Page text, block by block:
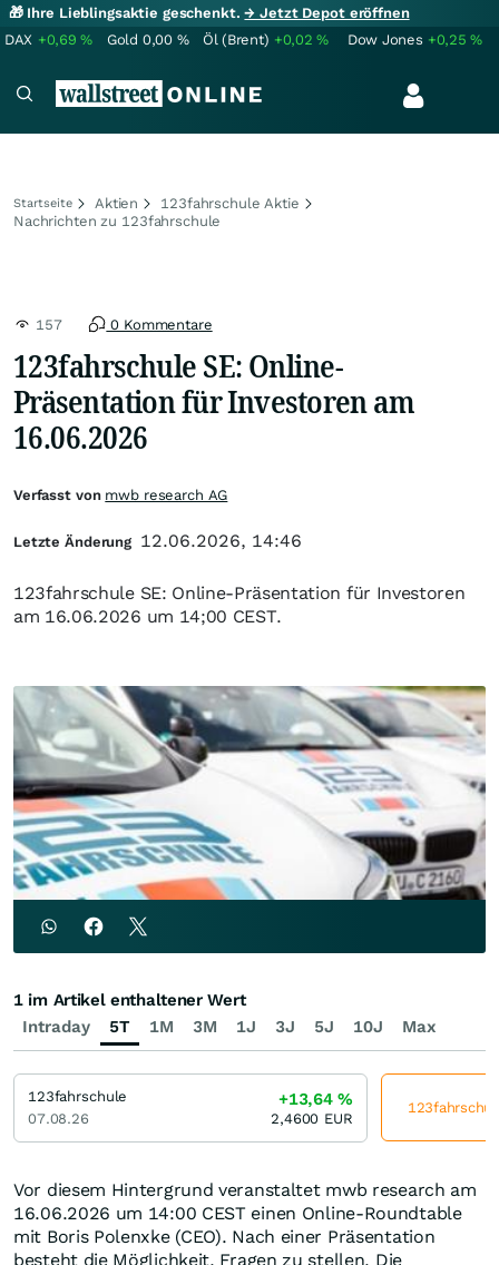
🎁 Ihre Lieblingsaktie geschenkt.→ Jetzt Depot eröffnen
DAX +0,69% Gold 0,00 % Öl (Brent) +0,02% Dow Jones +0,25%
Startseite Aktien
123fahrschule Aktie
Nachrichten zu 123fahrschule
157 0 Kommentare
123fahrschule SE: Online-
Präsentation für Investoren am
16.06.2026
123fahrschule SE: Online-Präsentation für Investoren
am 16.06.2026 um 14;00 CEST.
Vor diesem Hintergrund veranstaltet mwb research am
16.06.2026 um 14:00 CEST einen Online-Roundtable
mit Boris Polenxke (CEO). Nach einer Präsentation
besteht die Möglichkeit, Fragen zu stellen. Die
Verfasst von mwb research AG
Letzte Änderung 12.06.2026, 14:46
Intraday 5T 1M 3M 1J 3J 5J 10J Max
1 im Artikel enthaltener Wert
123fahrschule
07.08.26
+13,64%
2,4600 EUR